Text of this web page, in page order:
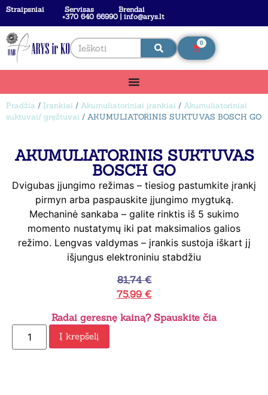
Straipsniai Servisas
Brendai
+370 640 66990 | info@arys.lt
0
Pradžia / Įrankiai / Akumuliatoriniai įrankiai / Akumuliatoriniai
suktuvai/ gręžtuvai / AKUMULIATORINIS SUKTUVAS BOSCH GO
AKUMULIATORINIS SUKTUVAS
BOSCH GO
Dvigubas įjungimo režimas – tiesiog pastumkite įrankį
pirmyn arba paspauskite įjungimo mygtuką.
Mechaninė sankaba – galite rinktis iš 5 sukimo
momento nustatymų iki pat maksimalios galios
režimo. Lengvas valdymas – įrankis sustoja iškart jį
išjungus elektroniniu stabdžiu
81,74€
75,99 €
Radai geresnę kainą? Spauskite čia
Į krepšelį